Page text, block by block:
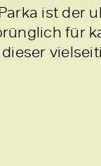
ist der
für